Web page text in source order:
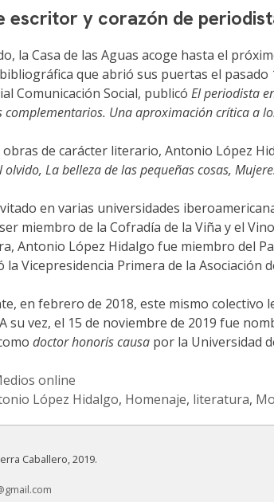
escritor y corazón de
la Casa de las Aguas acoge hasta el
que abrió sus puertas el
Comunicación Social, publicó El periodista
complementarios. Una aproximación crítica a
de carácter literario, Antonio López
La belleza de las pequeñas cosas,
en varias universidades
miembro de la Cofradía de la Viña y el
Antonio López Hidalgo fue miembro del
la Vicepresidencia Primera de la Asociación
en febrero de 2018, este mismo
su vez, el 15 de noviembre de 2019 fue
doctor honoris causa por la Universidad
online
López Hidalgo, Homenaje, literatura,
Caballero, 2019.